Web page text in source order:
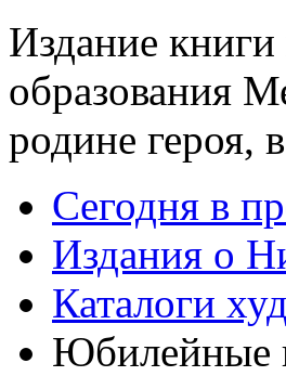
Издание
образования
родине героя,
Сегодня в
Издания о
Каталоги
Юбилейные